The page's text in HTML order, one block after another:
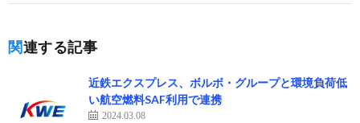
関連する記事
近鉄エクスプレス、ボルボ・グループと環境負荷低
い航空燃料SAF利用で連携
2024.03.08